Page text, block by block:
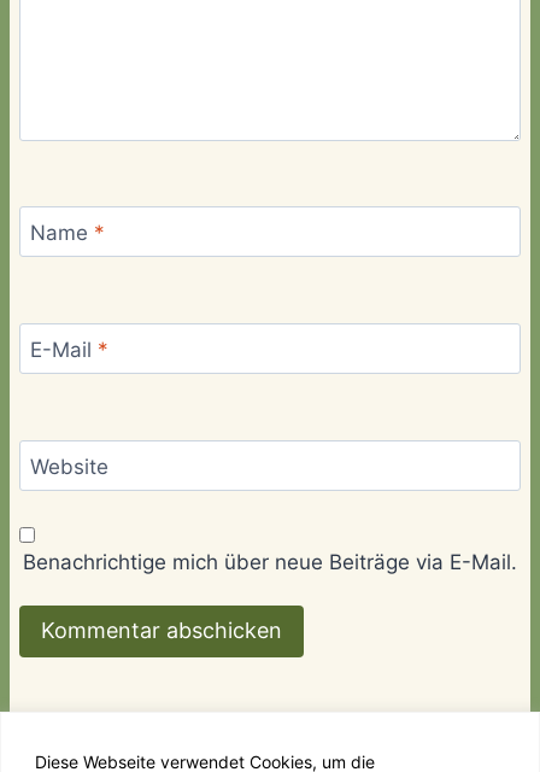
Diese Webseite verwendet Cookies, um die
Name *
E-Mail *
Website
Benachrichtige mich über neue Beiträge via E-Mail.